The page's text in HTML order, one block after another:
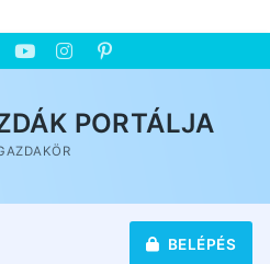
PORTÁLJA
BELÉPÉS